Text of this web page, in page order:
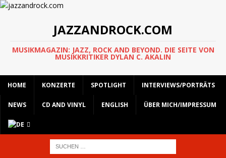
JAZZANDROCK.COM
MUSIKMAGAZIN: JAZZ, ROCK AND BEYOND. DIE SEITE VON
MUSIKKRITIKER DYLAN C. AKALIN
HOME KONZERTE SPOTLIGHT INTERVIEWS/PORTRÄTS
NEWS CD AND VINYL ENGLISH ÜBER MICH/IMPRESSUM